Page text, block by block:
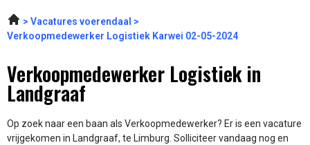
Vacatures voerendaal
Verkoopmedewerker Logistiek Karwei 02-05-2024
Verkoopmedewerker Logistiek in
Landgraaf
Op zoek naar een baan als Verkoopmedewerker? Er is een vacature
vrijgekomen in Landgraaf, te Limburg. Solliciteer vandaag nog en